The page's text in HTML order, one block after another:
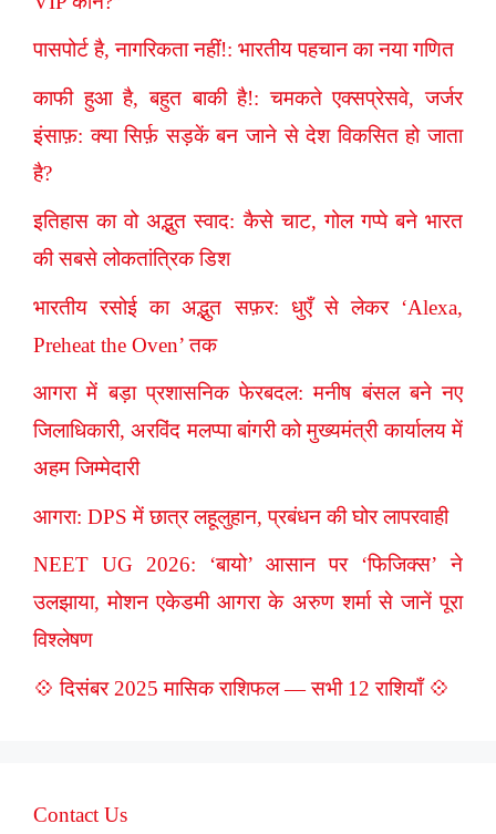
पासपोर्ट है, नागरिकता नहीं!: भारतीय पहचान का नया गणित
काफी हुआ है, बहुत बाकी है!: चमकते एक्सप्रेसवे, जर्जर
इंसाफ़: क्या सिर्फ़ सड़कें बन जाने से देश विकसित हो जाता
है?
इतिहास का वो अद्भुत स्वाद: कैसे चाट, गोल गप्पे बने भारत
की सबसे लोकतांत्रिक डिश
भारतीय रसोई का अद्भुत सफ़र: धुएँ से लेकर ‘Alexa,
Preheat the Oven’ तक
आगरा में बड़ा प्रशासनिक फेरबदल: मनीष बंसल बने नए
जिलाधिकारी, अरविंद मलप्पा बांगरी को मुख्यमंत्री कार्यालय में
अहम जिम्मेदारी
आगरा: DPS में छात्र लहूलुहान, प्रबंधन की घोर लापरवाही
NEET UG 2026: ‘बायो’ आसान पर ‘फिजिक्स’ ने
उलझाया, मोशन एकेडमी आगरा के अरुण शर्मा से जानें पूरा
विश्लेषण
💠 दिसंबर 2025 मासिक राशिफल — सभी 12 राशियाँ 💠
Contact Us